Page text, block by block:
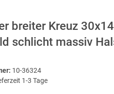
breiter Kreuz
schlicht massiv
10-36324
1-3 Tage